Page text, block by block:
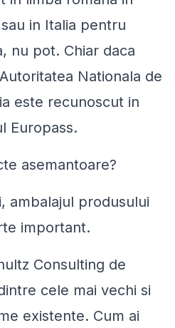
in Italia pentru
nu pot. Chiar daca
Nationala de
este recunoscut in
Europass.
asemantoare?
ambalajul produsului
important.
Consulting de
cele mai vechi si
existente. Cum ai